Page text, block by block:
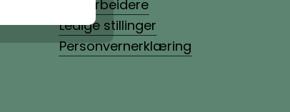
Medarbeidere
Ledige stillinger
Personvernerklæring